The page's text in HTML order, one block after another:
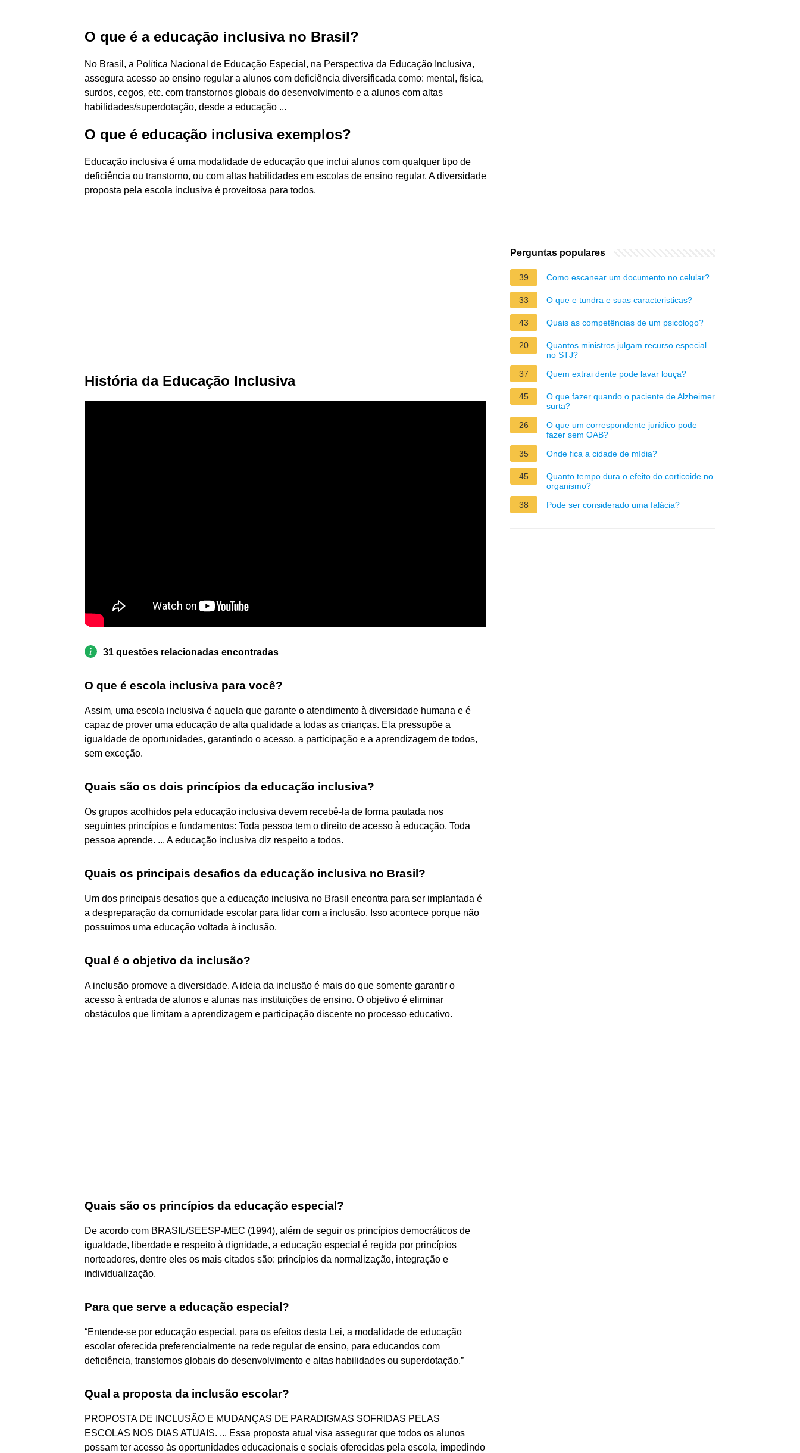
O que é a educação inclusiva no Brasil?
No Brasil, a Política Nacional de Educação Especial, na Perspectiva da Educação Inclusiva,
assegura acesso ao ensino regular a alunos com deficiência diversificada como: mental, física,
surdos, cegos, etc. com transtornos globais do desenvolvimento e a alunos com altas
habilidades/superdotação, desde a educação ...
O que é educação inclusiva exemplos?
Educação inclusiva é uma modalidade de educação que inclui alunos com qualquer tipo de
deficiência ou transtorno, ou com altas habilidades em escolas de ensino regular. A diversidade
proposta pela escola inclusiva é proveitosa para todos.
História da Educação Inclusiva
31 questões relacionadas encontradas
O que é escola inclusiva para você?
Assim, uma escola inclusiva é aquela que garante o atendimento à diversidade humana e é
capaz de prover uma educação de alta qualidade a todas as crianças. Ela pressupõe a
igualdade de oportunidades, garantindo o acesso, a participação e a aprendizagem de todos,
sem exceção.
Quais são os dois princípios da educação inclusiva?
Os grupos acolhidos pela educação inclusiva devem recebê-la de forma pautada nos
seguintes princípios e fundamentos: Toda pessoa tem o direito de acesso à educação. Toda
pessoa aprende. ... A educação inclusiva diz respeito a todos.
Quais os principais desafios da educação inclusiva no Brasil?
Um dos principais desafios que a educação inclusiva no Brasil encontra para ser implantada é
a despreparação da comunidade escolar para lidar com a inclusão. Isso acontece porque não
possuímos uma educação voltada à inclusão.
Qual é o objetivo da inclusão?
A inclusão promove a diversidade. A ideia da inclusão é mais do que somente garantir o
acesso à entrada de alunos e alunas nas instituições de ensino. O objetivo é eliminar
obstáculos que limitam a aprendizagem e participação discente no processo educativo.
Quais são os princípios da educação especial?
De acordo com BRASIL/SEESP-MEC (1994), além de seguir os princípios democráticos de
igualdade, liberdade e respeito à dignidade, a educação especial é regida por princípios
norteadores, dentre eles os mais citados são: princípios da normalização, integração e
individualização.
Para que serve a educação especial?
“Entende-se por educação especial, para os efeitos desta Lei, a modalidade de educação
escolar oferecida preferencialmente na rede regular de ensino, para educandos com
deficiência, transtornos globais do desenvolvimento e altas habilidades ou superdotação.”
Qual a proposta da inclusão escolar?
PROPOSTA DE INCLUSÃO E MUDANÇAS DE PARADIGMAS SOFRIDAS PELAS
ESCOLAS NOS DIAS ATUAIS. ... Essa proposta atual visa assegurar que todos os alunos
possam ter acesso às oportunidades educacionais e sociais oferecidas pela escola, impedindo
Perguntas populares
39 Como escanear um documento no celular?
33 O que e tundra e suas caracteristicas?
43 Quais as competências de um psicólogo?
20
Quantos ministros julgam recurso especial
no STJ?
37
Quem extrai dente pode lavar louça?
45
O que fazer quando o paciente de Alzheimer
surta?
26
O que um correspondente jurídico pode
fazer sem OAB?
35
Onde fica a cidade de mídia?
45
Quanto tempo dura o efeito do corticoide no
organismo?
38
Pode ser considerado uma falácia?